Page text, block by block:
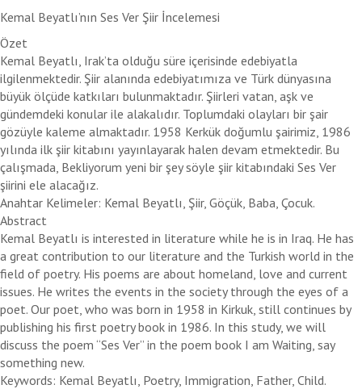
Kemal Beyatlı’nın Ses Ver Şiir İncelemesi
Özet
Kemal Beyatlı, Irak’ta olduğu süre içerisinde edebiyatla
ilgilenmektedir. Şiir alanında edebiyatımıza ve Türk dünyasına
büyük ölçüde katkıları bulunmaktadır. Şiirleri vatan, aşk ve
gündemdeki konular ile alakalıdır. Toplumdaki olayları bir şair
gözüyle kaleme almaktadır. 1958 Kerkük doğumlu şairimiz, 1986
yılında ilk şiir kitabını yayınlayarak halen devam etmektedir. Bu
çalışmada, Bekliyorum yeni bir şey söyle şiir kitabındaki Ses Ver
şiirini ele alacağız.
Anahtar Kelimeler: Kemal Beyatlı, Şiir, Göçük, Baba, Çocuk.
Abstract
Kemal Beyatlı is interested in literature while he is in Iraq. He has
a great contribution to our literature and the Turkish world in the
field of poetry. His poems are about homeland, love and current
issues. He writes the events in the society through the eyes of a
poet. Our poet, who was born in 1958 in Kirkuk, still continues by
publishing his first poetry book in 1986. In this study, we will
discuss the poem “Ses Ver” in the poem book I am Waiting, say
something new.
Keywords: Kemal Beyatlı, Poetry, Immigration, Father, Child.